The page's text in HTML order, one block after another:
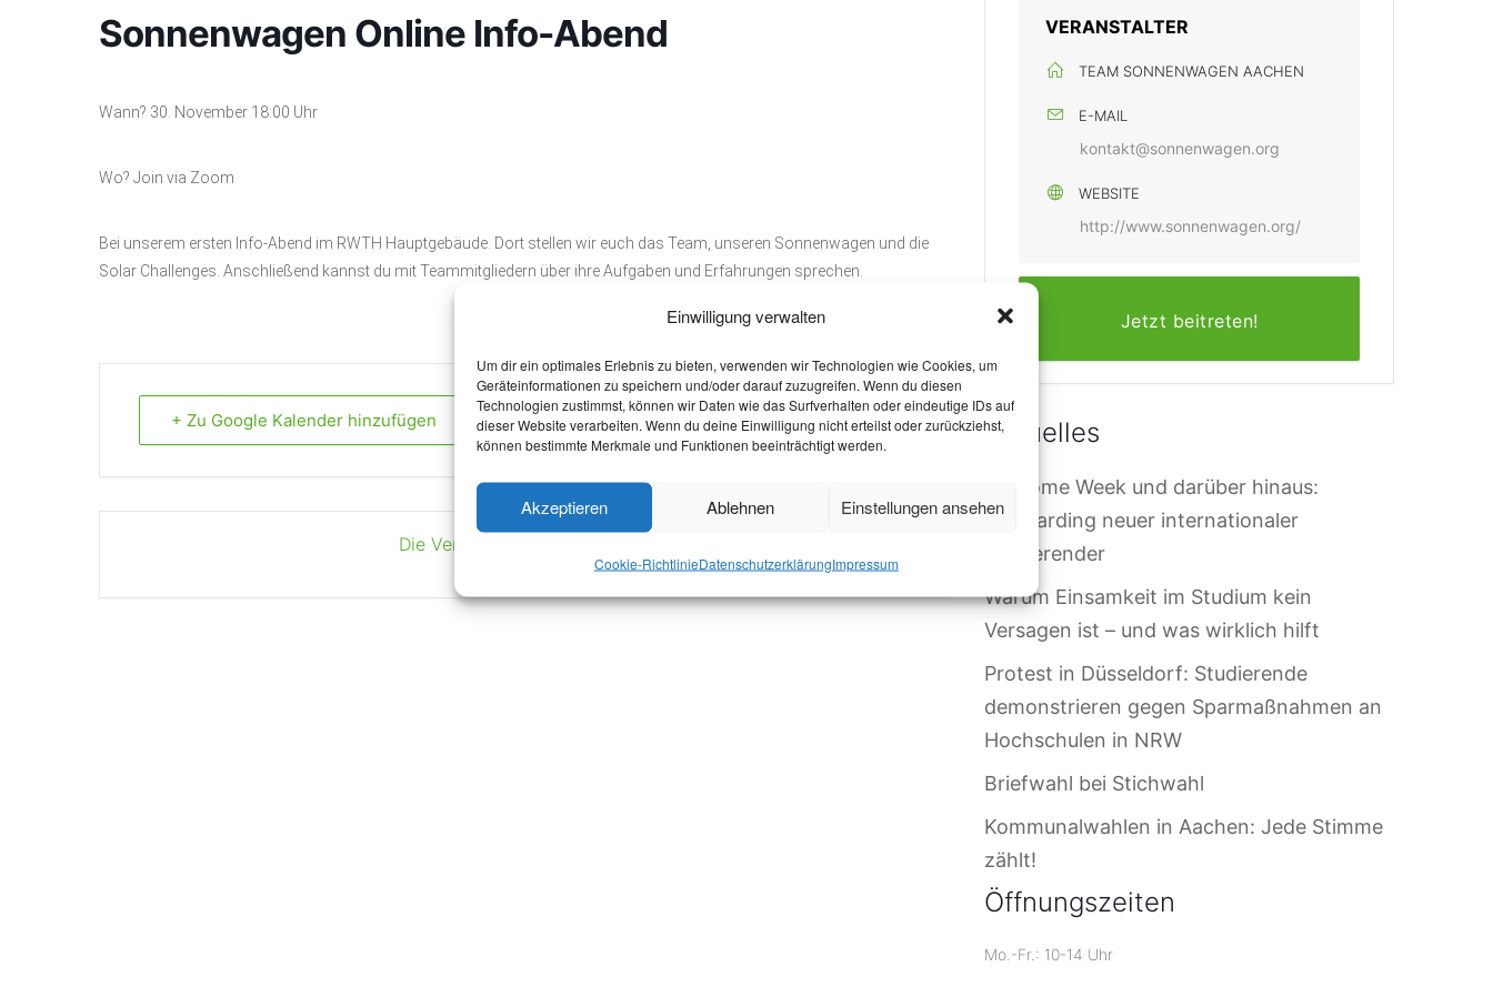
Einwilligung verwalten
Um dir ein optimales Erlebnis zu bieten, verwenden wir Technologien wie Cookies, um
Geräteinformationen zu speichern und/oder darauf zuzugreifen. Wenn du diesen
Technologien zustimmst, können wir Daten wie das Surfverhalten oder eindeutige IDs auf
dieser Website verarbeiten. Wenn du deine Einwilligung nicht erteilst oder zurückziehst,
können bestimmte Merkmale und Funktionen beeinträchtigt werden.
Akzeptieren Ablehnen Einstellungen ansehen
Cookie-RichtlinieDatenschutzerklärungImpressum
Sonnenwagen Online Info-Abend
Wann? 30. November 18:00 Uhr
Wo? Join via Zoom
Bei unserem ersten Info-Abend im RWTH Hauptgebäude. Dort stellen wir euch das Team, unseren Sonnenwagen und die
Solar Challenges. Anschließend kannst du mit Teammitgliedern über ihre Aufgaben und Erfahrungen sprechen.
+ Zu Google Kalender hinzufügen + iCal / Outlook export
Die Veranstaltung ist beendet.
VERANSTALTER
TEAM SONNENWAGEN AACHEN
E-MAIL
kontakt@sonnenwagen.org
WEBSITE
http://www.sonnenwagen.org/
Jetzt beitreten!
Aktuelles
Welcome Week und darüber hinaus:
Onboarding neuer internationaler
Studierender
Warum Einsamkeit im Studium kein
Versagen ist – und was wirklich hilft
Protest in Düsseldorf: Studierende
demonstrieren gegen Sparmaßnahmen an
Hochschulen in NRW
Briefwahl bei Stichwahl
Kommunalwahlen in Aachen: Jede Stimme
zählt!
Öffnungszeiten
Mo.-Fr.: 10-14 Uhr